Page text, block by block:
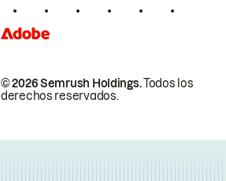
© 2026 Semrush Holdings.Todos los
derechos reservados.